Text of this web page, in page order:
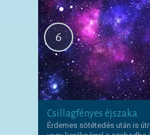
6
Csillagfényes éjszaka
Érdemes sötétedés után is